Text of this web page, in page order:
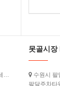
못골시장
수원시 팔
팔달주차타